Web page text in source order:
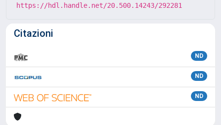
https://hdl.handle.net/20.500.14243/292281
Citazioni
ND
ND
ND